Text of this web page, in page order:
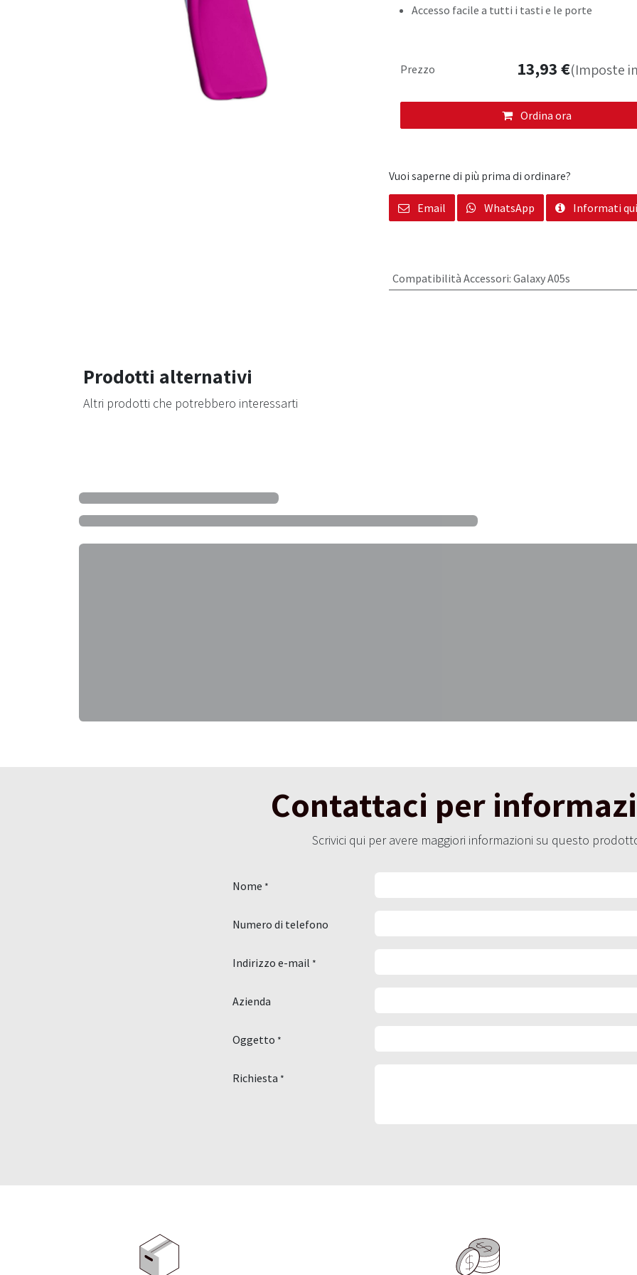
Accesso facile a tutti i tasti e le porte
Ordina ora
Prezzo 13,93€(Imposte
Vuoi saperne di più prima di ordinare?
Email WhatsApp Informati qui
Compatibilità Accessori: Galaxy A05s
Prodotti alternativi
Altri prodotti che potrebbero interessarti
Contattaci per
Scrivici qui per avere maggiori informazioni su questo
Nome *
Numero di telefono
Indirizzo e-mail *
Azienda
Oggetto *
Richiesta *